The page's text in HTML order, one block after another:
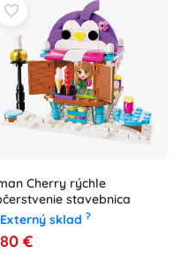
Cherry rýchle
stavebnica
Externý sklad ?
€